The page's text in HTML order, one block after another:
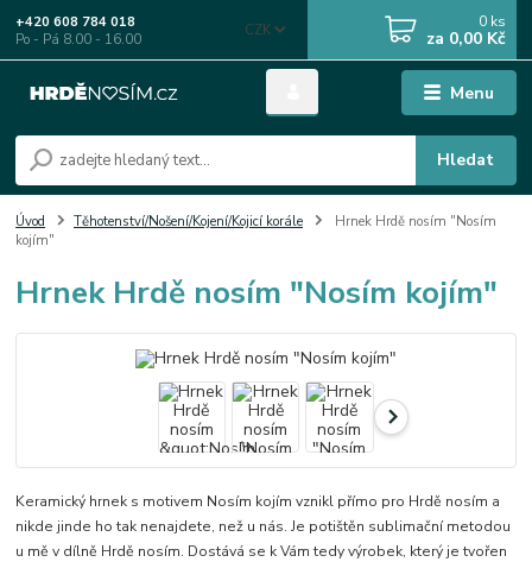
Menu
CZK
Hledat
+420 608 784 018
Po - Pá 8.00 - 16.00
0 ks
za 0,00 Kč
Úvod Těhotenství/Nošení/Kojení/Kojicí korále
Hrnek Hrdě nosím "Nosím
kojím"
Hrnek Hrdě nosím "Nosím kojím"
Keramický hrnek s motivem Nosím kojím vznikl přímo pro Hrdě nosím a
nikde jinde ho tak nenajdete, než u nás. Je potištěn sublimační metodou
u mě v dílně Hrdě nosím. Dostává se k Vám tedy výrobek, který je tvořen